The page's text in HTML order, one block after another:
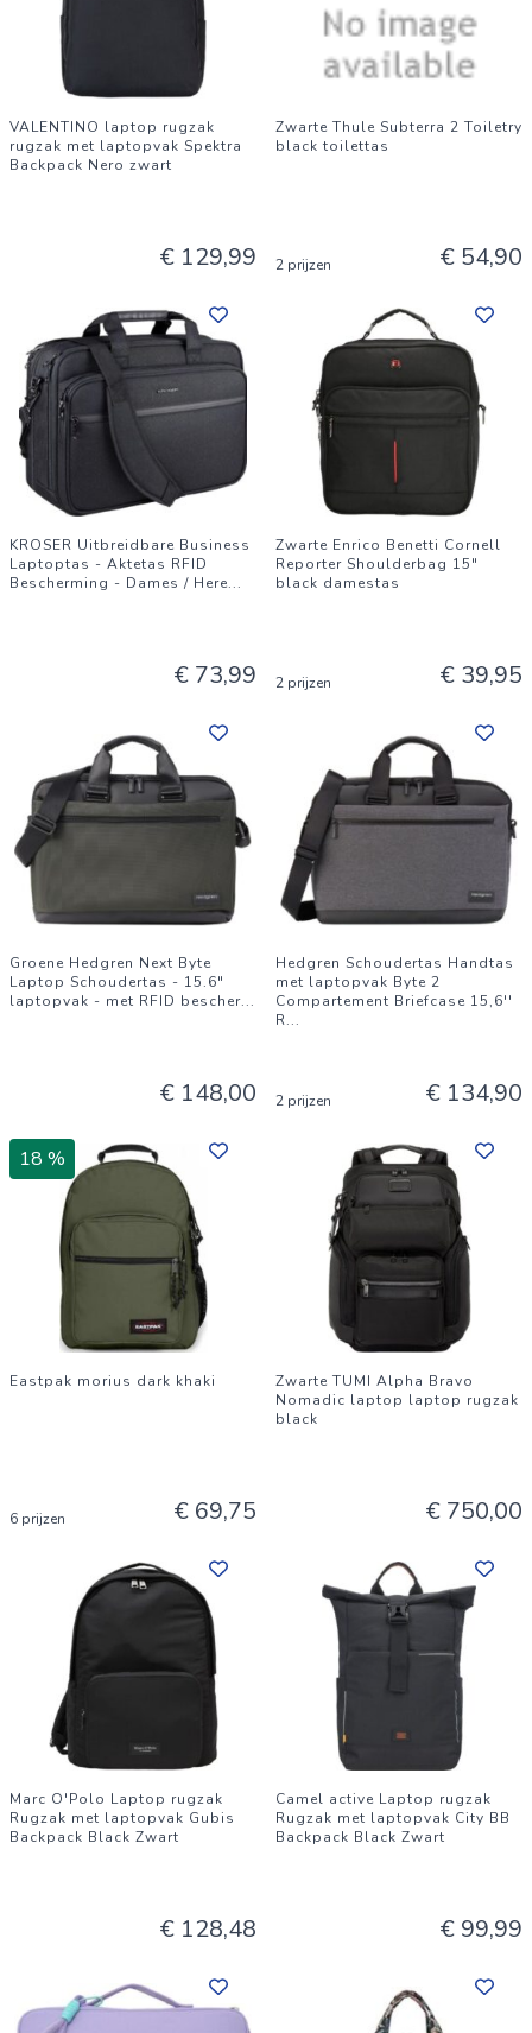
VALENTINO laptop rugzak
rugzak met laptopvak Spektra
Backpack Nero zwart
€ 129,99
Zwarte Thule Subterra 2 Toiletry
black toilettas
2 prijzen € 54,90
KROSER Uitbreidbare Business
Laptoptas - Aktetas RFID
Bescherming - Dames / Here...
€ 73,99
Zwarte Enrico Benetti Cornell
Reporter Shoulderbag 15"
black damestas
2 prijzen € 39,95
Groene Hedgren Next Byte
Laptop Schoudertas - 15.6"
laptopvak - met RFID bescher...
€ 148,00
Hedgren Schoudertas Handtas
met laptopvak Byte 2
Compartement Briefcase 15,6''
R...
2 prijzen € 134,90
18 %
Eastpak morius dark khaki
6 prijzen € 69,75
Zwarte TUMI Alpha Bravo
Nomadic laptop laptop rugzak
black
€ 750,00
Marc O'Polo Laptop rugzak
Rugzak met laptopvak Gubis
Backpack Black Zwart
€ 128,48
Camel active Laptop rugzak
Rugzak met laptopvak City BB
Backpack Black Zwart
€ 99,99